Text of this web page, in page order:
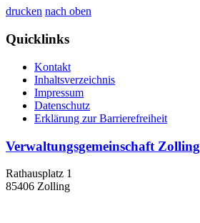
drucken nach oben
Quicklinks
Kontakt
Inhaltsverzeichnis
Impressum
Datenschutz
Erklärung zur Barrierefreiheit
Verwaltungsgemeinschaft Zolling
Rathausplatz 1
85406 Zolling